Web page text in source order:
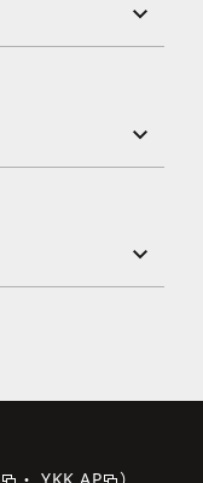
・YKK AP ）